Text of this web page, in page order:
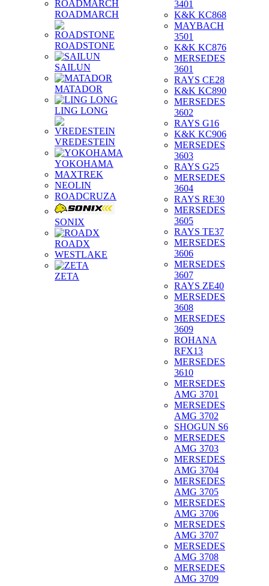
ROADMARCH
ROADSTONE
SAILUN
MATADOR
LING LONG
VREDESTEIN
YOKOHAMA
MAXTREK
NEOLIN
ROADCRUZA
SONIX
ROADX
WESTLAKE
ZETA
3401
K&K KC868
MAYBACH
3501
K&K KC876
MERSEDES
3601
RAYS CE28
K&K KC890
MERSEDES
3602
RAYS G16
K&K KC906
MERSEDES
3603
RAYS G25
MERSEDES
3604
RAYS RE30
MERSEDES
3605
RAYS TE37
MERSEDES
3606
MERSEDES
3607
RAYS ZE40
MERSEDES
3608
MERSEDES
3609
ROHANA
RFX13
MERSEDES
3610
MERSEDES
AMG 3701
MERSEDES
AMG 3702
SHOGUN S6
MERSEDES
AMG 3703
MERSEDES
AMG 3704
MERSEDES
AMG 3705
MERSEDES
AMG 3706
MERSEDES
AMG 3707
MERSEDES
AMG 3708
MERSEDES
AMG 3709